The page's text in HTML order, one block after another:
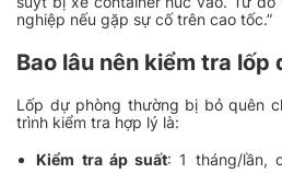
nghiệp nếu gặp sự cố trên cao tốc.”
Bao lâu nên kiểm tra lốp
Lốp dự phòng thường bị bỏ quên
trình kiểm tra hợp lý là:
Kiểm tra áp suất: 1 tháng/lần,